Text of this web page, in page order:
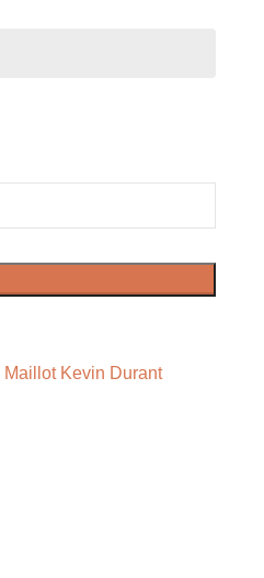
Maillot Kevin Durant